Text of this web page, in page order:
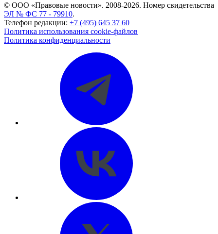
© ООО «Правовые новости». 2008-2026. Номер свидетельства
ЭЛ № ФС 77 - 79910.
Телефон редакции: +7 (495) 645 37 60
Политика использования cookie-файлов
Политика конфиденциальности